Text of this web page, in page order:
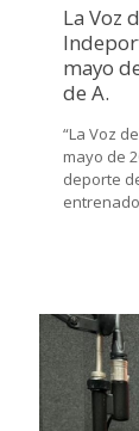
La Voz
mayo
de A.
“La Voz
mayo de
deporte